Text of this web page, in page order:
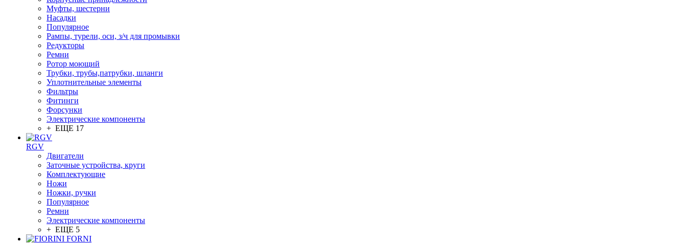
Муфты, шестерни
Насадки
Популярное
Рампы, турели, оси, з/ч для промывки
Редукторы
Ремни
Ротор моющий
Трубки, трубы,патрубки, шланги
Уплотнительные элементы
Фильтры
Фитинги
Форсунки
Электрические компоненты
+ ЕЩЕ 17
RGV
Двигатели
Заточные устройства, круги
Комплектующие
Ножи
Ножки, ручки
Популярное
Ремни
Электрические компоненты
+ ЕЩЕ 5